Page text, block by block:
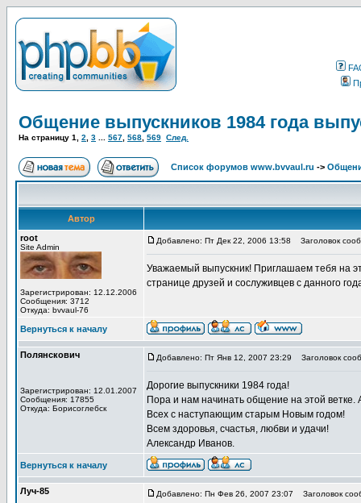
Общение выпускников 1984 года
На страницу 1 2 3 567 568 569 След.
Список форумов www.bvvaul.ru ->
Автор
root
Site Admin
Зарегистрирован: 12.12.2006
Сообщения: 3712
Откуда: bvvaul-76
Добавлено: Пт Дек 22, 2006 13:58 Заголовок
Уважаемый выпускник! Приглашаем тебя на
странице друзей и сослуживцев с данного
Вернуться к началу
Полянскович
Зарегистрирован: 12.01.2007
Сообщения: 17855
Откуда: Борисоглебск
Добавлено: Пт Янв 12, 2007 23:29 Заголовок
Дорогие выпускники 1984 года!
Пора и нам начинать общение на этой ветке.
Всех с наступающим старым Новым годом!
Всем здоровья, счастья, любви и удачи!
Александр Иванов.
Вернуться к началу
Луч-85 Добавлено: Пн Фев 26, 2007 23:07 Заголовок